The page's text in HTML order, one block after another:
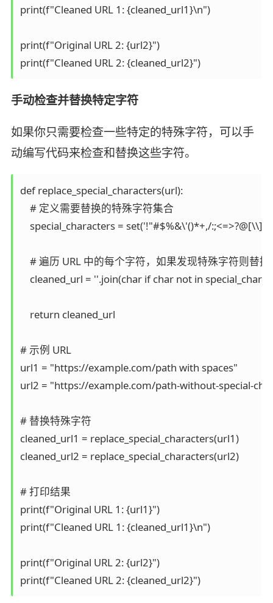
print(f"Cleaned URL 1: {cleaned_url1}\n")
print(f"Original URL 2: {url2}")
print(f"Cleaned URL 2: {cleaned_url2}")
手动检查并替换特定字符
如果你只需要检查一些特定的特殊字符，可以手
动编写代码来检查和替换这些字符。
def replace_special_characters(url):
    # 定义需要替换的特殊字符集合
special_characters = set('!"#$%&\'()*+,/
# 遍历 URL 中的每个字符，如果发现特殊字符则替
cleaned_url = ''.join(char if char not in
    return cleaned_url
# 示例 URL
url1 = "https://example.com/path with spaces"
url2 = "https://example.com/path-without-special-
# 替换特殊字符
cleaned_url1 = replace_special_characters(url1)
cleaned_url2 = replace_special_characters(url2)
# 打印结果
print(f"Original URL 1: {url1}")
print(f"Cleaned URL 1: {cleaned_url1}\n")
print(f"Original URL 2: {url2}")
print(f"Cleaned URL 2: {cleaned_url2}")